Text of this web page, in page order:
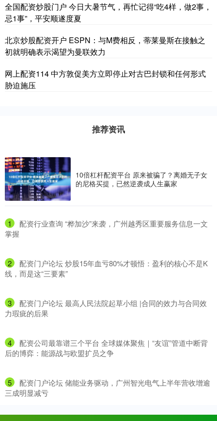
全国配资炒股门户 今日大暑节气，再忙记得“吃4样，做2事，
忌1事”，平安顺遂度夏
北京炒股配资开户 ESPN：与M费相反，蒂莱曼斯在接触之
初就明确表示渴望为曼联效力
网上配资114 中方敦促美方立即停止对古巴封锁和任何形式
胁迫施压
推荐资讯
10倍杠杆配资平台 原来被骗了？离婚无子女
的尼格买提，已然逆袭成人生赢家
1
​配资行业查询 “桦加沙”来袭，广州越秀区重要服务信息一文
掌握
2
​配资门户论坛 炒股15年血亏80%才顿悟：盈利的核心不是K
线，而是这“三要素”
3
​配资门户论坛 最高人民法院起草小组 |合同的效力与合同效
力瑕疵的后果
4
​配资公司最靠谱三个平台 全球媒体聚焦｜“友谊”管道中断背
后的博弈：能源战与欧盟扩员之争
5
​配资门户论坛 储能业务驱动，广州智光电气上半年营收增逾
三成明显减亏